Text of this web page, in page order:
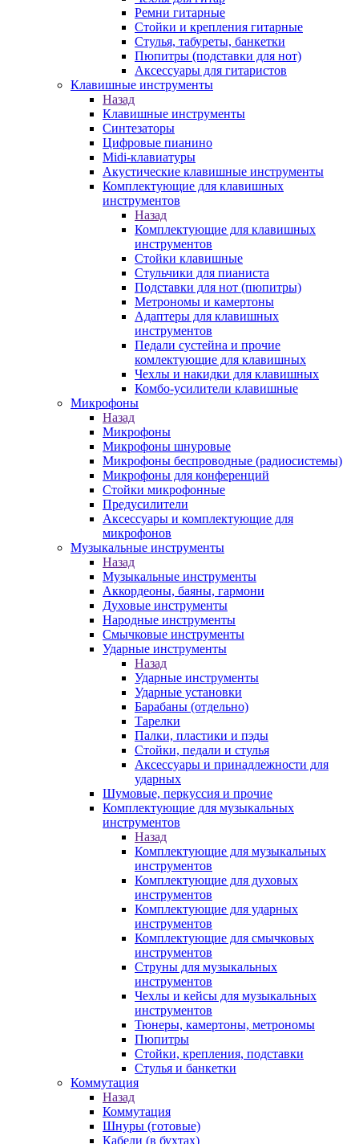
Ремни гитарные
Стойки и крепления гитарные
Стулья, табуреты, банкетки
Пюпитры (подставки для нот)
Аксессуары для гитаристов
Клавишные инструменты
Назад
Клавишные инструменты
Синтезаторы
Цифровые пианино
Midi-клавиатуры
Акустические клавишные инструменты
Комплектующие для клавишных
инструментов
Назад
Комплектующие для клавишных
инструментов
Стойки клавишные
Стульчики для пианиста
Подставки для нот (пюпитры)
Метрономы и камертоны
Адаптеры для клавишных
инструментов
Педали сустейна и прочие
комлектующие для клавишных
Чехлы и накидки для клавишных
Комбо-усилители клавишные
Микрофоны
Назад
Микрофоны
Микрофоны шнуровые
Микрофоны беспроводные (радиосистемы)
Микрофоны для конференций
Стойки микрофонные
Предусилители
Аксессуары и комплектующие для
микрофонов
Музыкальные инструменты
Назад
Музыкальные инструменты
Аккордеоны, баяны, гармони
Духовые инструменты
Народные инструменты
Смычковые инструменты
Ударные инструменты
Назад
Ударные инструменты
Ударные установки
Барабаны (отдельно)
Тарелки
Палки, пластики и пэды
Стойки, педали и стулья
Аксессуары и принадлежности для
ударных
Шумовые, перкуссия и прочие
Комплектующие для музыкальных
инструментов
Назад
Комплектующие для музыкальных
инструментов
Комплектующие для духовых
инструментов
Комплектующие для ударных
инструментов
Комплектующие для смычковых
инструментов
Струны для музыкальных
инструментов
Чехлы и кейсы для музыкальных
инструментов
Тюнеры, камертоны, метрономы
Пюпитры
Стойки, крепления, подставки
Стулья и банкетки
Коммутация
Назад
Коммутация
Шнуры (готовые)
Кабели (в бухтах)